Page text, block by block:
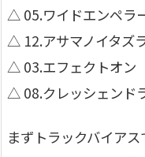
△ 05.ワイドエンペラ
△ 12.アサマノイタズ
△ 03.エフェクトオン
△ 08.クレッシェンド
まずトラックバイア